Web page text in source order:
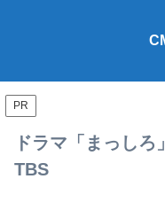
PR
ドラマ「まっし
TBS